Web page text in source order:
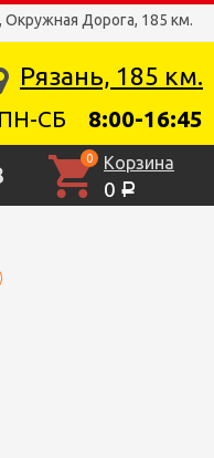
Окружная Дорога, 185 км.
Рязань, 185 км.
ПН-СБ 8:00-16:45
0 Корзина
0 Р